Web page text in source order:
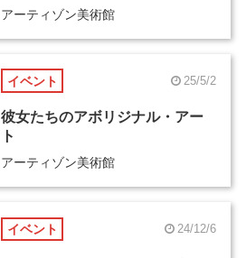
アーティゾン美術館
イベント 25/5/2
彼女たちのアボリジナル・アー
ト
アーティゾン美術館
イベント 24/12/6